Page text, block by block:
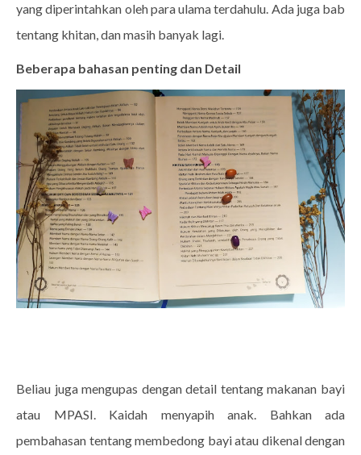
yang diperintahkan oleh para ulama terdahulu. Ada juga bab
tentang khitan, dan masih banyak lagi.
Beberapa bahasan penting dan Detail
Beliau juga mengupas dengan detail tentang makanan bayi
atau MPASI. Kaidah menyapih anak. Bahkan ada
pembahasan tentang membedong bayi atau dikenal dengan